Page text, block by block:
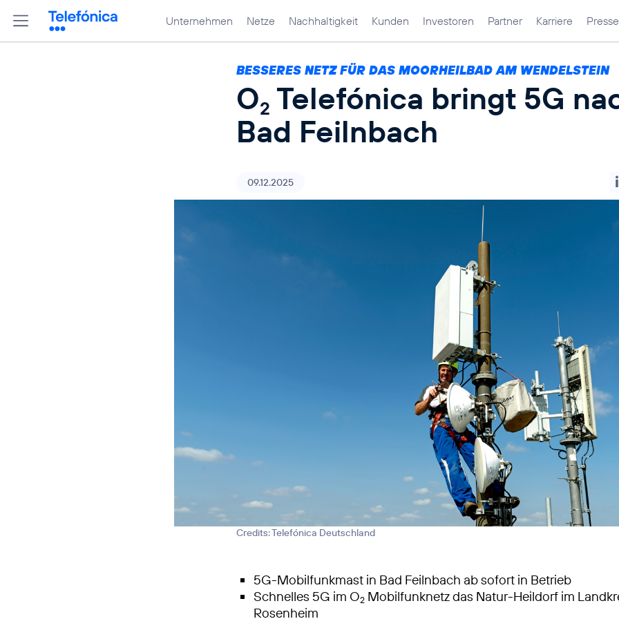
Unternehmen Netze Nachhaltigkeit Kunden Investoren Partner Karriere Presse
BESSERES NETZ FÜR DAS MOORHEILBAD AM WENDELSTEIN
O2 Telefónica bringt 5G
Bad Feilnbach
09.12.2025
Credits: Telefónica Deutschland
5G-Mobilfunkmast in Bad Feilnbach ab sofort in Betrieb
Schnelles 5G im O2 Mobilfunknetz das Natur-Heildorf im
Rosenheim